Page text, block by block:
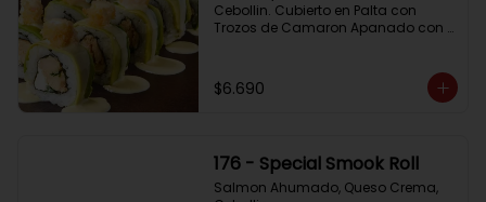
Cebollin. Cubierto en Palta con
Trozos de Camaron Apanado con
$6.690
176 - Special Smook Roll
Salmon Ahumado, Queso Crema,